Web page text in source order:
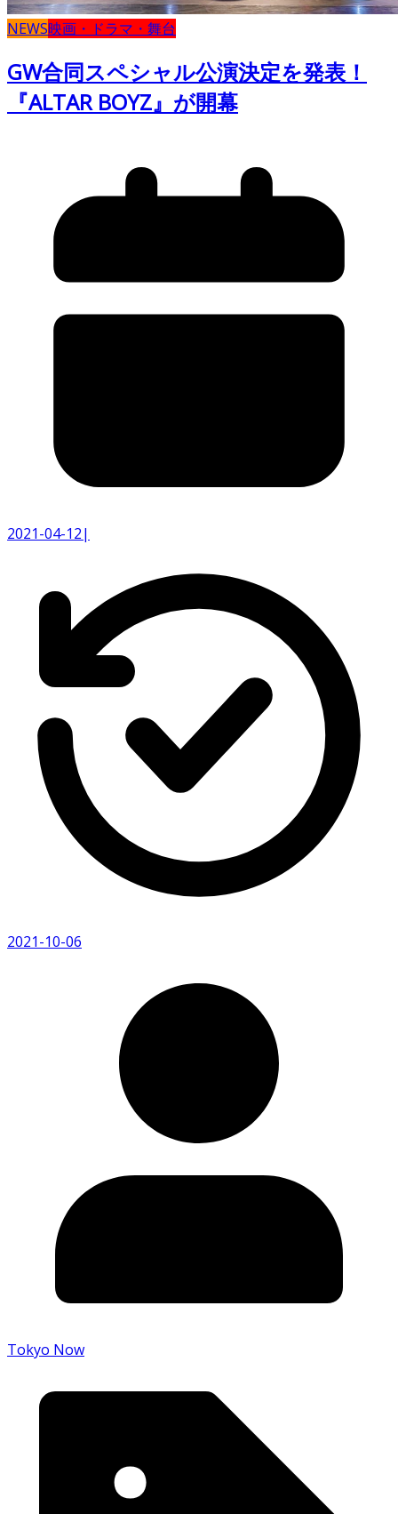
NEWS映画・ドラマ・舞台
GW合同スペシャル公演決定を発表！
『ALTAR BOYZ』が開幕
2021-04-12|
2021-10-06
Tokyo Now